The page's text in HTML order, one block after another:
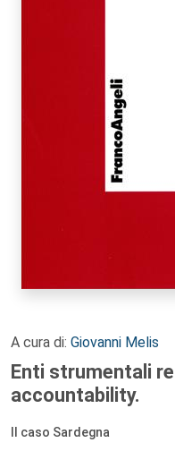
A cura di: Giovanni Melis
Enti strumentali
accountability.
Il caso Sardegna